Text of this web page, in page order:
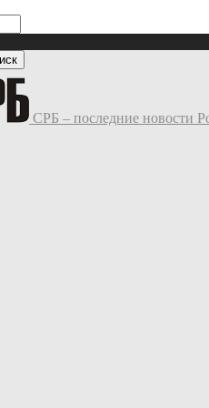
СРБ – последние новости